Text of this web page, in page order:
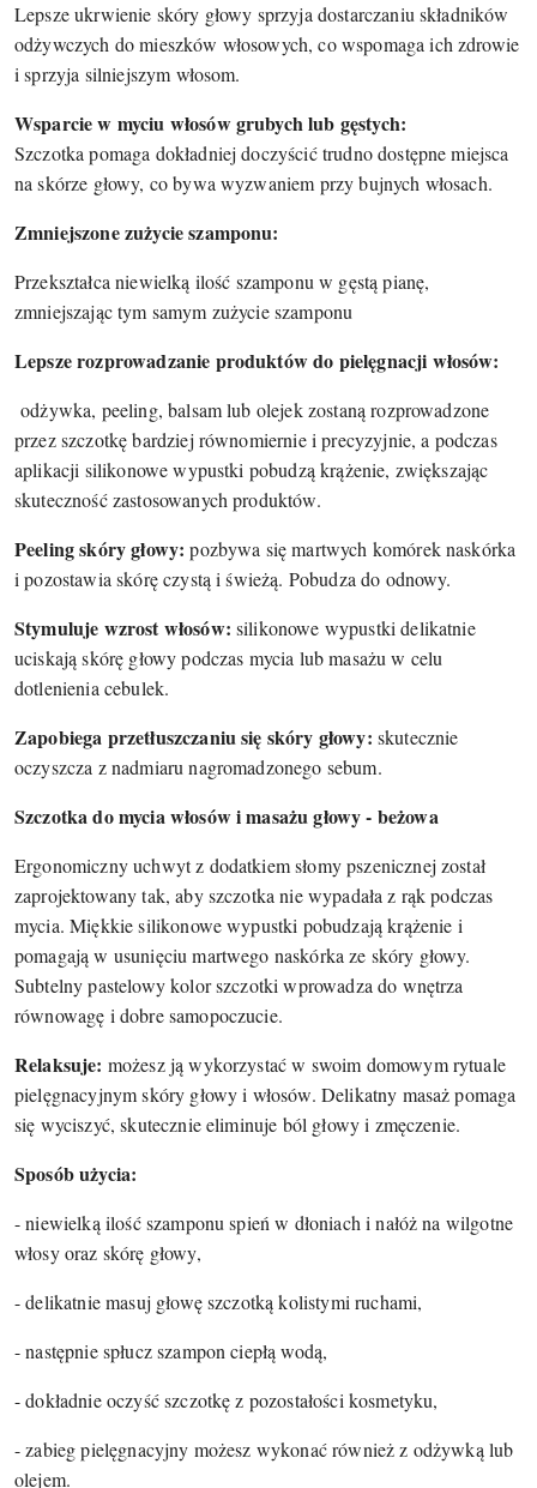
Lepsze ukrwienie skóry głowy sprzyja dostarczaniu składników
odżywczych do mieszków włosowych, co wspomaga ich zdrowie
i sprzyja silniejszym włosom.
Wsparcie w myciu włosów grubych lub gęstych:
Szczotka pomaga dokładniej doczyścić trudno dostępne miejsca
na skórze głowy, co bywa wyzwaniem przy bujnych włosach.
Zmniejszone zużycie szamponu:
Przekształca niewielką ilość szamponu w gęstą pianę,
zmniejszając tym samym zużycie szamponu
Lepsze rozprowadzanie produktów do pielęgnacji włosów:
odżywka, peeling, balsam lub olejek zostaną rozprowadzone
przez szczotkę bardziej równomiernie i precyzyjnie, a podczas
aplikacji silikonowe wypustki pobudzą krążenie, zwiększając
skuteczność zastosowanych produktów.
Peeling skóry głowy:pozbywa się martwych komórek naskórka
i pozostawia skórę czystą i świeżą. Pobudza do odnowy.
Stymuluje wzrost włosów: silikonowe wypustki delikatnie
uciskają skórę głowy podczas mycia lub masażu w celu
dotlenienia cebulek.
Zapobiega przetłuszczaniu się skóry głowy: skutecznie
oczyszcza z nadmiaru nagromadzonego sebum.
Szczotka do mycia włosów i masażu głowy - beżowa
Ergonomiczny uchwyt z dodatkiem słomy pszenicznej został
zaprojektowany tak, aby szczotka nie wypadała z rąk podczas
mycia. Miękkie silikonowe wypustki pobudzają krążenie i
pomagają w usunięciu martwego naskórka ze skóry głowy.
Subtelny pastelowy kolor szczotki wprowadza do wnętrza
równowagę i dobre samopoczucie.
Relaksuje: możesz ją wykorzystać w swoim domowym rytuale
pielęgnacyjnym skóry głowy i włosów. Delikatny masaż pomaga
się wyciszyć, skutecznie eliminuje ból głowy i zmęczenie.
Sposób użycia:
- niewielką ilość szamponu spień w dłoniach i nałóż na wilgotne
włosy oraz skórę głowy,
- delikatnie masuj głowę szczotką kolistymi ruchami,
- następnie spłucz szampon ciepłą wodą,
- dokładnie oczyść szczotkę z pozostałości kosmetyku,
- zabieg pielęgnacyjny możesz wykonać również z odżywką lub
olejem.